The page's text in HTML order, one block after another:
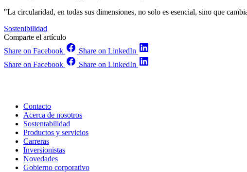
"La circularidad, en todas sus dimensiones, no solo es esencial, sino que
Sostenibilidad
Comparte el artículo
Share on Facebook
Share on LinkedIn
Share on Facebook
Share on LinkedIn
Contacto
Acerca de nosotros
Sostentabilidad
Productos y servicios
Carreras
Inversionistas
Novedades
Gobierno corporativo